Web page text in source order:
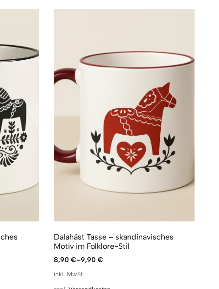
Dalahäst Tasse – skandinavisches
Motiv im Folklore-Stil
8,90 €–9,90 €
inkl. MwSt.